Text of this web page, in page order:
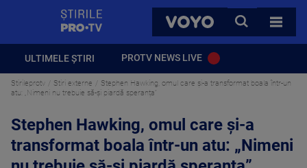
VOYO
CAUTA
TOATE
ULTIMELE ȘTIRI PROTV NEWS LIVE
Stirileprotv Stiri externe
Stephen Hawking, omul care și-a transformat boala într-un
atu: „Nimeni nu trebuie să-și piardă speranța”
Stephen Hawking, omul care și-a
transformat boala într-un atu: „Nimeni